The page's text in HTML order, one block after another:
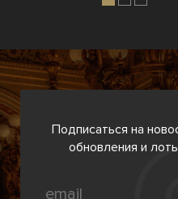
Подписаться на
обновления и